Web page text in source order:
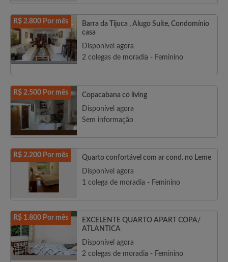
R$ 2.800 Por mês
Barra da Tijuca , Alugo Suíte, Condomínio
casa
Disponível agora
2 colegas de moradia - Feminino
R$ 2.500 Por mês
Copacabana co living
Disponível agora
Sem informação
R$ 2.200 Por mês
Quarto confortável com ar cond. no Leme
Disponível agora
1 colega de moradia - Feminino
R$ 1.800 Por mês
EXCELENTE QUARTO APART COPA/
ATLANTICA
Disponível agora
2 colegas de moradia - Feminino